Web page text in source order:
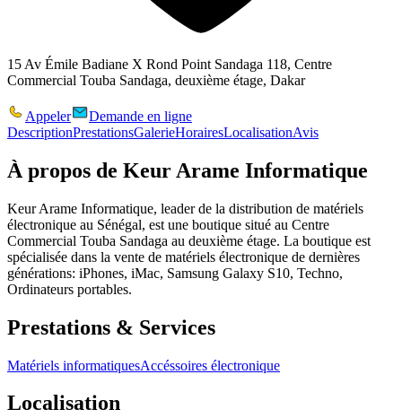
15 Av Émile Badiane X Rond Point Sandaga 118, Centre
Commercial Touba Sandaga, deuxième étage, Dakar
Appeler
Demande en ligne
DescriptionPrestationsGalerieHorairesLocalisationAvis
À propos de Keur Arame Informatique
Keur Arame Informatique, leader de la distribution de matériels
électronique au Sénégal, est une boutique situé au Centre
Commercial Touba Sandaga au deuxième étage. La boutique est
spécialisée dans la vente de matériels électronique de dernières
générations: iPhones, iMac, Samsung Galaxy S10, Techno,
Ordinateurs portables.
Prestations & Services
Matériels informatiquesAccéssoires électronique
Localisation